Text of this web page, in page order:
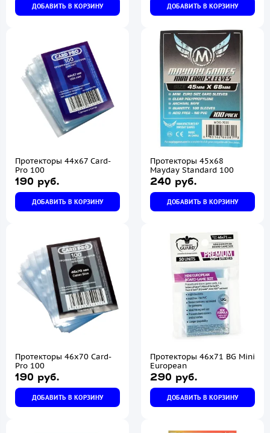
ДОБАВИТЬ В КОРЗИНУ ДОБАВИТЬ В КОРЗИНУ
Протекторы 44х67 Card-
Pro 100
190 руб.
ДОБАВИТЬ В КОРЗИНУ
Протекторы 45x68
Mayday Standard 100
240 руб.
ДОБАВИТЬ В КОРЗИНУ
Протекторы 46х70 Card-
Pro 100
190 руб.
ДОБАВИТЬ В КОРЗИНУ
Протекторы 46х71 BG Mini
European
290 руб.
ДОБАВИТЬ В КОРЗИНУ